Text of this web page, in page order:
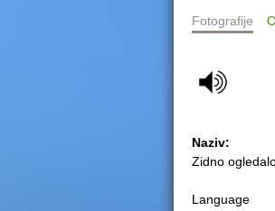
o
a
e
h
Fotografije
Naziv:
Zidno
Language